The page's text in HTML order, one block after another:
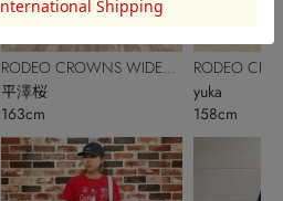
RODEO CROWNS WIDE
BOWL
平澤桜
163cm
RODEO
BOWL
yuka
158cm